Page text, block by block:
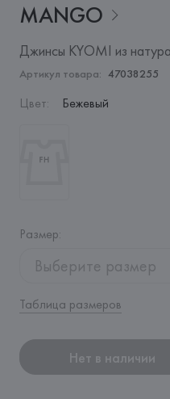
MANGO
Джинсы KYOMI из
Артикул товара: 47038255
Цвет: Бежевый
Размер:
Выберите размер
Таблица размеров
Нет в наличии